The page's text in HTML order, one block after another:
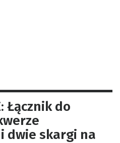
Łącznik do
dwie skargi na